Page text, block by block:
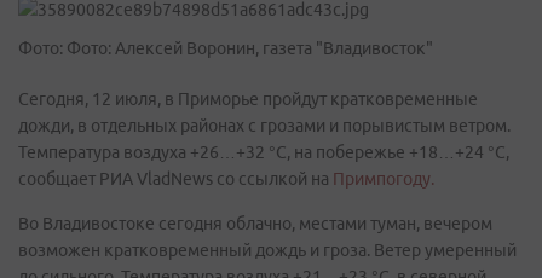
Фото: Фото: Алексей Воронин, газета "Владивосток"
Сегодня, 12 июля, в Приморье пройдут кратковременные
дожди, в отдельных районах с грозами и порывистым ветром.
Температура воздуха +26…+32 °С, на побережье +18…+24 °С,
сообщает РИА VladNews со ссылкой на Примпогоду.
Во Владивостоке сегодня облачно, местами туман, вечером
возможен кратковременный дождь и гроза. Ветер умеренный